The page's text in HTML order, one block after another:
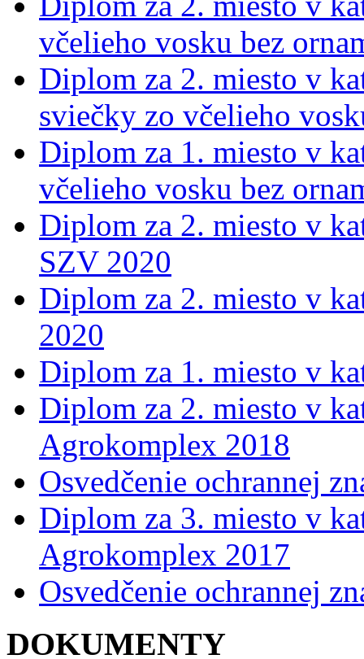
včelieho vosku bez
Diplom za 2. miesto v
sviečky zo včelieho
Diplom za 1. miesto v
včelieho vosku bez
Diplom za 2. miesto v
SZV 2020
Diplom za 2. miesto v
2020
Diplom za 1. miesto v
Diplom za 2. miesto v
Agrokomplex 2018
Osvedčenie ochrannej
Diplom za 3. miesto v
Agrokomplex 2017
Osvedčenie ochrannej
DOKUMENTY